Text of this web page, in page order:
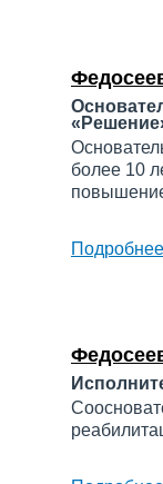
более 10
повышение
Подробнее